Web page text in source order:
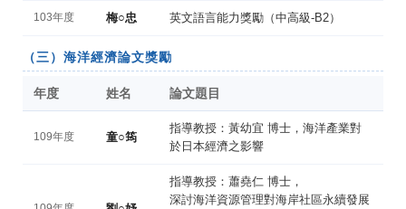
103年度 梅○忠 英文語言能力獎勵（中高級-B2）
（三）海洋經濟論文獎勵
年度 姓名 論文題目
109年度 童○筠
指導教授：黃幼宜 博士，海洋產業對
於日本經濟之影響
指導教授：蕭堯仁 博士，
深討海洋資源管理對海岸社區永續發展